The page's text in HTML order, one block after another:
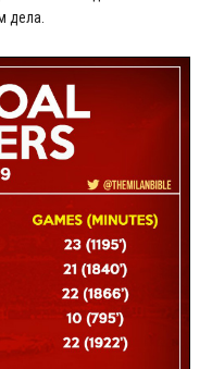
дела.